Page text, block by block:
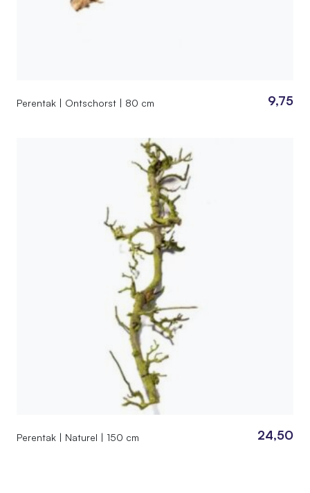
Perentak | Ontschorst | 80 cm 9,75
Perentak | Naturel | 150 cm 24,50